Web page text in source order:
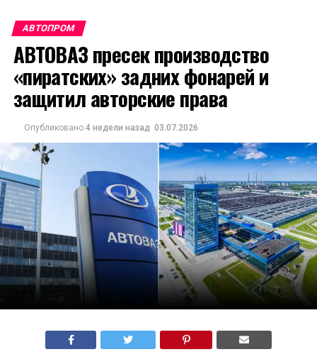
АВТОПРОМ
АВТОВАЗ пресек производство
«пиратских» задних фонарей и
защитил авторские права
Опубликовано 4 недели назад 03.07.2026